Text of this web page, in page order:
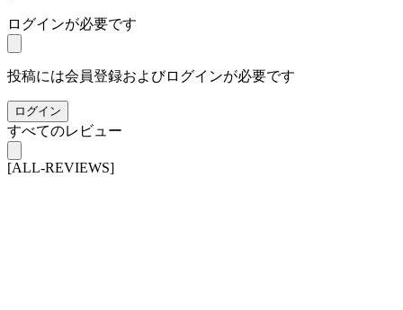
ログインが必要です
投稿には会員登録およびログインが必要です
ログイン
すべてのレビュー
[ALL-REVIEWS]